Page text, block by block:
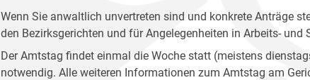
Wenn Sie anwaltlich unvertreten sind und konkrete Anträge
den Bezirksgerichten und für Angelegenheiten in Arbeits-
Der Amtstag findet einmal die Woche statt (meistens
notwendig. Alle weiteren Informationen zum Amtstag am